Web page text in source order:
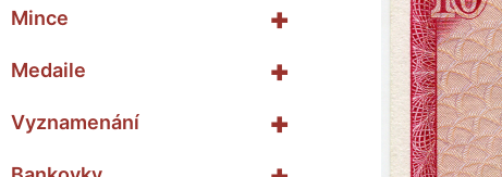
+
Mince
+
Medaile
+
Vyznamenání